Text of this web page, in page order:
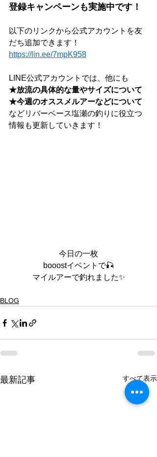
登録キャンペーンも実施中です！
以下のリンクから公式アカウントを友
だち追加できます！
https://lin.ee/7mpK958
LINE公式アカウントでは、他にも
★放流の具体的な量やサイズについて
★今週のオススメルアーなどについて
などリバーベース塩瀬の釣りに役立つ
情報も更新していきます！
今日の一枚
booostイベントで🎣
マイルアーで釣れました✨
BLOG
最新記事 すべて表示